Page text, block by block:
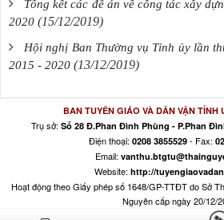
Tổng kết các đề án về công tác xây
2020 (15/12/2019)
Hội nghị Ban Thường vụ Tỉnh ủy lần
2015 - 2020 (13/12/2019)
BAN TUYÊN GIÁO VÀ DÂN VẬN TỈNH
Trụ sở: Số 28 Đ.Phan Đình Phùng - P.Phan
Điện thoại: 0208 3855529- Fax:
Email:
Website: http://
Hoạt động theo Giấy phép số 1648/GP-TTĐT do Sở
Nguyên cấp ngày 20/12/